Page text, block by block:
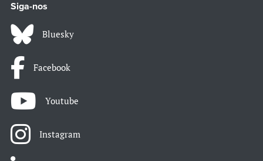
Siga-nos
Bluesky
Facebook
Youtube
Instagram